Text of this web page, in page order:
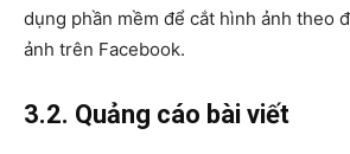
dụng phần mềm để cắt hình ảnh theo
ảnh trên Facebook.
3.2. Quảng cáo bài viết